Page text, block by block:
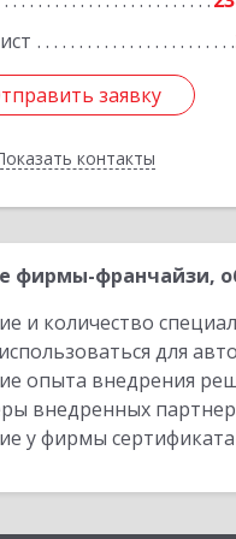
заявку
контакты
заявку
Назад
фирмы-франчайзи,
и количество
для
опыта внедрения
внедренных
у фирмы сертификата